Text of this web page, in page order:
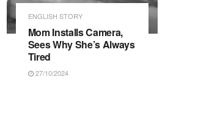
ENGLISH STORY
Mom Installs Camera,
Sees Why She’s Always
Tired
27/10/2024